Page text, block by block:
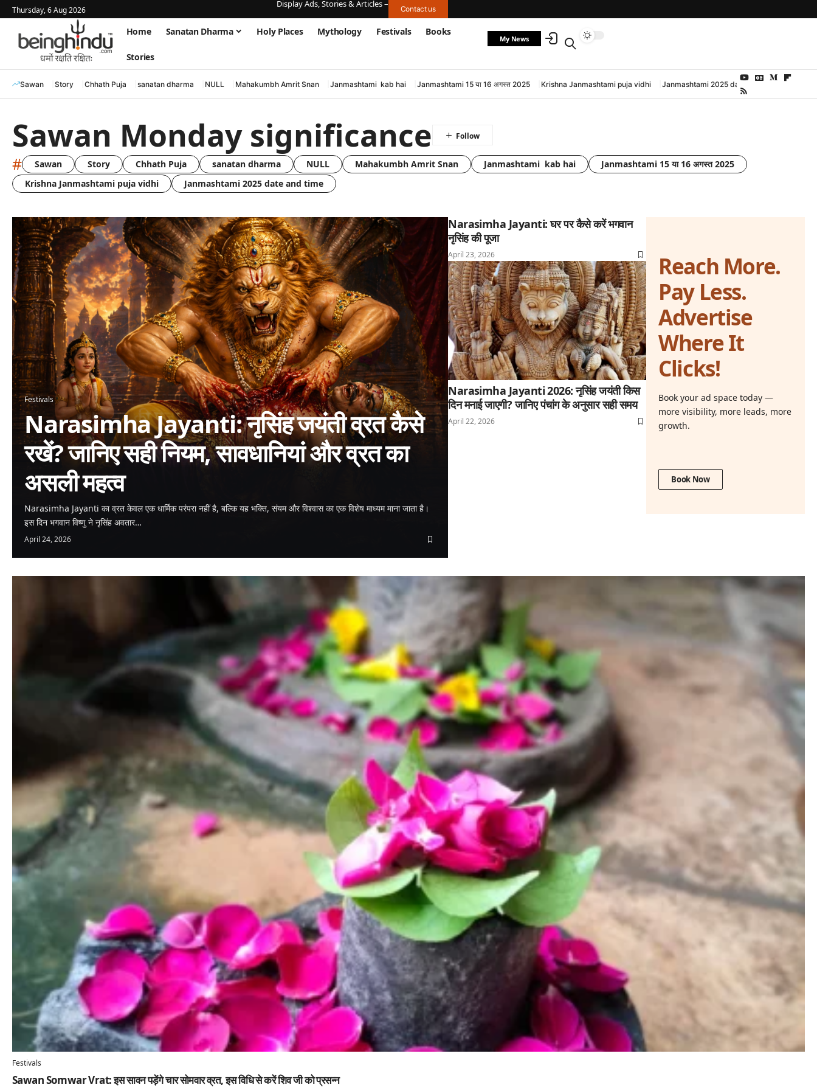
Thursday, 6 Aug 2026
Display Ads, Stories & Articles – Contact us
Home Sanatan Dharma Holy Places Mythology Festivals Books
Stories
My News
Sawan Story Chhath Puja sanatan dharma NULL Mahakumbh Amrit Snan Janmashtami kab hai Janmashtami 15 या 16 अगस्त 2025 Krishna Janmashtami puja vidhi Janmashtami 2025 date and time
Sawan Monday significance
# Sawan Story Chhath Puja sanatan dharma NULL Mahakumbh Amrit Snan Janmashtami kab hai
Janmashtami 15 या 16 अगस्त 2025
Krishna Janmashtami puja vidhi
Janmashtami 2025 date and time
Festivals
Narasimha Jayanti: नृसिंह जयंती व्रत कैसे
रखें? जानिए सही नियम, सावधानियां और व्रत का
असली महत्व
Narasimha Jayanti का व्रत केवल एक धार्मिक परंपरा नहीं है, बल्कि यह भक्ति, संयम और विश्वास का एक विशेष माध्यम माना जाता है।
इस दिन भगवान विष्णु ने नृसिंह अवतार…
April 24, 2026
Narasimha Jayanti: घर पर कैसे करें भगवान
नृसिंह की पूजा
April 23, 2026
Narasimha Jayanti 2026: नृसिंह जयंती किस
दिन मनाई जाएगी? जानिए पंचांग के अनुसार सही समय
April 22, 2026
Reach More.
Pay Less.
Advertise
Where It
Clicks!
Book your ad space today —
more visibility, more leads, more
growth.
Book Now
Festivals
Sawan Somwar Vrat: इस सावन पड़ेंगे चार सोमवार व्रत, इस विधि से करें शिव जी को प्रसन्न